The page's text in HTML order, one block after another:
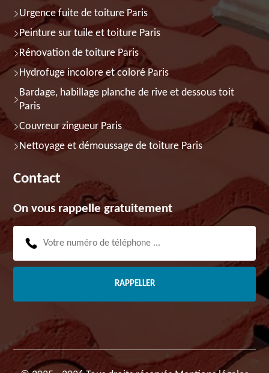
Urgence fuite de toiture Paris
Peinture sur tuile et toiture Paris
Rénovation de toiture Paris
Hydrofuge incolore et coloré Paris
Bardage, habillage planche de rive et dessous toit
Paris
Couvreur zingueur Paris
Nettoyage et démoussage de toiture Paris
Contact
On vous rappelle gratuitement